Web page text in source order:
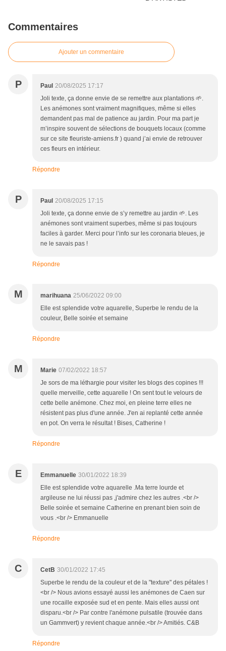
Commentaires
Ajouter un commentaire
P Paul 20/08/2025 17:17
Joli texte, ça donne envie de se remettre aux plantations 🌱.
Les anémones sont vraiment magnifiques, même si elles
demandent pas mal de patience au jardin. Pour ma part je
m’inspire souvent de sélections de bouquets locaux (comme
sur ce site fleuriste-amiens.fr ) quand j’ai envie de retrouver
ces fleurs en intérieur.
Répondre
P Paul 20/08/2025 17:15
Joli texte, ça donne envie de s’y remettre au jardin 🌱. Les
anémones sont vraiment superbes, même si pas toujours
faciles à garder. Merci pour l’info sur les coronaria bleues, je
ne le savais pas !
Répondre
M marihuana 25/06/2022 09:00
Elle est splendide votre aquarelle, Superbe le rendu de la
couleur, Belle soirée et semaine
Répondre
M Marie 07/02/2022 18:57
Je sors de ma léthargie pour visiter les blogs des copines !!!
quelle merveille, cette aquarelle ! On sent tout le velours de
cette belle anémone. Chez moi, en pleine terre elles ne
résistent pas plus d'une année. J'en ai replanté cette année
en pot. On verra le résultat ! Bises, Catherine !
Répondre
E Emmanuelle 30/01/2022 18:39
Elle est splendide votre aquarelle .Ma terre lourde et
argileuse ne lui réussi pas ,j'admire chez les autres .<br />
Belle soirée et semaine Catherine en prenant bien soin de
vous .<br /> Emmanuelle
Répondre
C CetB 30/01/2022 17:45
Superbe le rendu de la couleur et de la "texture" des pétales !
<br /> Nous avions essayé aussi les anémones de Caen sur
une rocaille exposée sud et en pente. Mais elles aussi ont
disparu.<br /> Par contre l'anémone pulsatile (trouvée dans
un Gammvert) y revient chaque année.<br /> Amitiés. C&B
Répondre